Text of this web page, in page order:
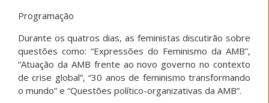
Programação
Durante os quatros dias, as feministas discutirão sobre
questões como: “Expressões do Feminismo da AMB”,
“Atuação da AMB frente ao novo governo no contexto
de crise global”, “30 anos de feminismo transformando
o mundo” e “Questões político-organizativas da AMB”.